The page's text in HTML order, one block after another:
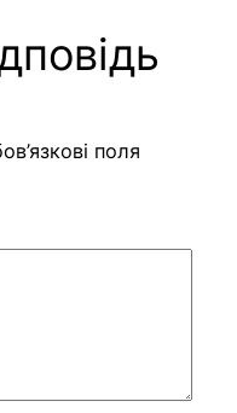
поля